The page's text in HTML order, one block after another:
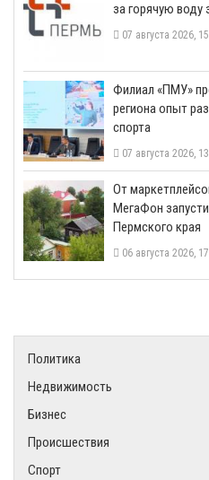
за горячую воду
07 августа 2026,
​Филиал «ПМУ»
региона опыт
спорта
07 августа 2026,
От
МегаФон
Пермского края
06 августа 2026,
Политика
Недвижимость
Бизнес
Происшествия
Спорт